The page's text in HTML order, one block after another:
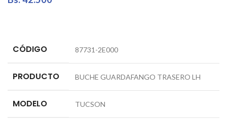
CÓDIGO 87731-2E000
PRODUCTO BUCHE GUARDAFANGO TRASERO LH
MODELO TUCSON